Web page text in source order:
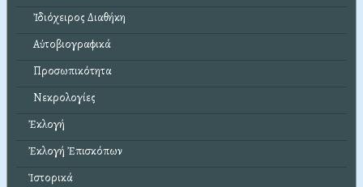
Ἰδιόχειρος Διαθήκη
Αὐτοβιογραφικά
Προσωπικότητα
Νεκρολογίες
Ἐκλογή
Ἐκλογή Ἐπισκόπων
Ἱστορικά